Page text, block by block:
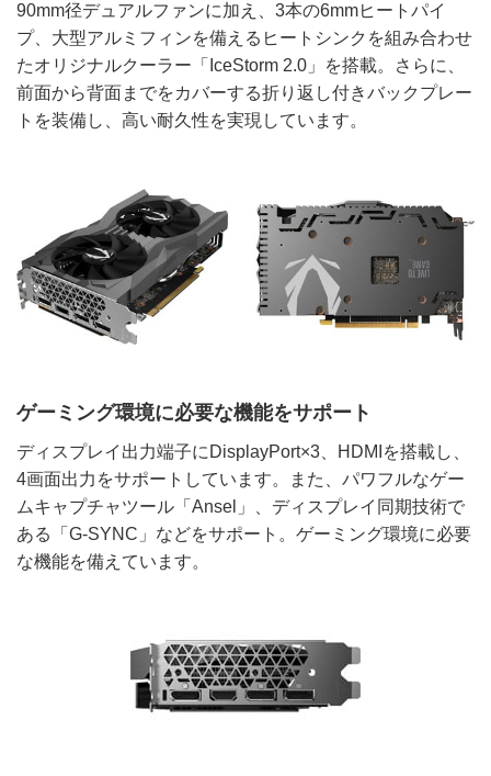
90mm径デュアルファンに加え、3本の6mmヒートパイ
プ、大型アルミフィンを備えるヒートシンクを組み合わせ
たオリジナルクーラー「IceStorm 2.0」を搭載。さらに、
前面から背面までをカバーする折り返し付きバックプレー
トを装備し、高い耐久性を実現しています。
ゲーミング環境に必要な機能をサポート
ディスプレイ出力端子にDisplayPort×3、HDMIを搭載し、
4画面出力をサポートしています。また、パワフルなゲー
ムキャプチャツール「Ansel」、ディスプレイ同期技術で
ある「G-SYNC」などをサポート。ゲーミング環境に必要
な機能を備えています。